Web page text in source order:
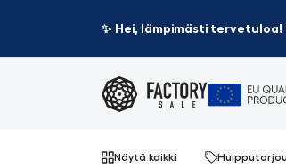
✨ Hei, lämpimästi
Näytä kaikki